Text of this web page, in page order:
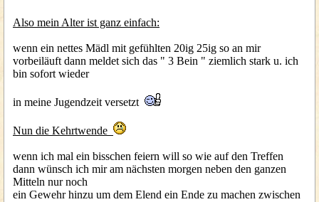
Also mein Alter ist ganz einfach:
wenn ein nettes Mädl mit gefühlten 20ig 25ig so an mir
vorbeiläuft dann meldet sich das " 3 Bein " ziemlich stark u. ich
bin sofort wieder
in meine Jugendzeit versetzt
Nun die Kehrtwende
wenn ich mal ein bisschen feiern will so wie auf den Treffen
dann wünsch ich mir am nächsten morgen neben den ganzen
Mitteln nur noch
ein Gewehr hinzu um dem Elend ein Ende zu machen zwischen